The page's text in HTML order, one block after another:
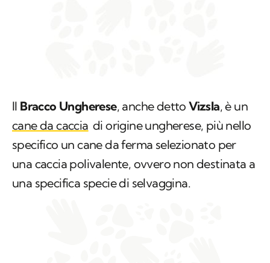
Il Bracco Ungherese, anche dettoVizsla, è un
cane da caccia di origine ungherese, più nello
specifico un cane da ferma selezionato per
una caccia polivalente, ovvero non destinata a
una specifica specie di selvaggina.